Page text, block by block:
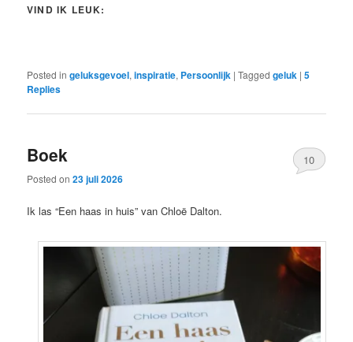
VIND IK LEUK:
Posted in geluksgevoel,inspiratie, Persoonlijk |Tagged geluk |5
Replies
Boek
Posted on23 juli 2026
10
Ik las “Een haas in huis” van Chloë Dalton.